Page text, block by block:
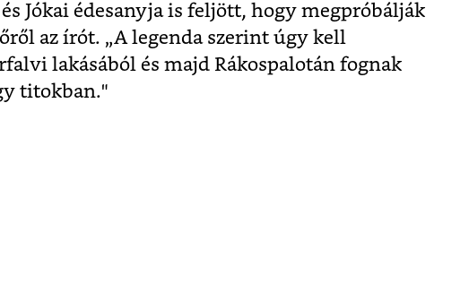
Jókai édesanyja is feljött, hogy megpróbálják
az írót. „A legenda szerint úgy kell
lakásából és majd Rákospalotán fognak
titokban."